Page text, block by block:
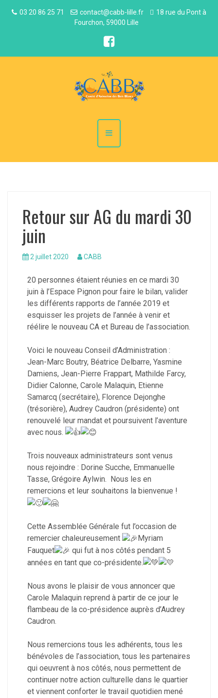
03 20 86 25 71 contact@cabb-lille.fr
18 rue du Pont à
Fourchon, 59000 Lille
Retour sur AG du mardi 30
juin
2 juillet 2020 CABB
20 personnes étaient réunies en ce mardi 30
juin à l’Espace Pignon pour faire le bilan, valider
les différents rapports de l’année 2019 et
esquisser les projets de l’année à venir et
réélire le nouveau CA et Bureau de l’association.
Voici le nouveau Conseil d’Administration :
Jean-Marc Boutry, Béatrice Delbarre, Yasmine
Damiens, Jean-Pierre Frappart, Mathilde Farcy,
Didier Calonne, Carole Malaquin, Etienne
Samarcq (secrétaire), Florence Dejonghe
(trésorière), Audrey Caudron (présidente) ont
renouvelé leur mandat et poursuivent l’aventure
avec nous.
Trois nouveaux administrateurs sont venus
nous rejoindre : Dorine Sucche, Emmanuelle
Tasse, Grégoire Aylwin. Nous les en
remercions et leur souhaitons la bienvenue !
Cette Assemblée Générale fut l’occasion de
remercier chaleureusement
Myriam
Fauquet
qui fut à nos côtés pendant 5
années en tant que co-présidente.
Nous avons le plaisir de vous annoncer que
Carole Malaquin reprend à partir de ce jour le
flambeau de la co-présidence auprès d’Audrey
Caudron.
Nous remercions tous les adhérents, tous les
bénévoles de l’association, tous les partenaires
qui oeuvrent à nos côtés, nous permettent de
continuer notre action culturelle dans le quartier
et viennent conforter le travail quotidien mené